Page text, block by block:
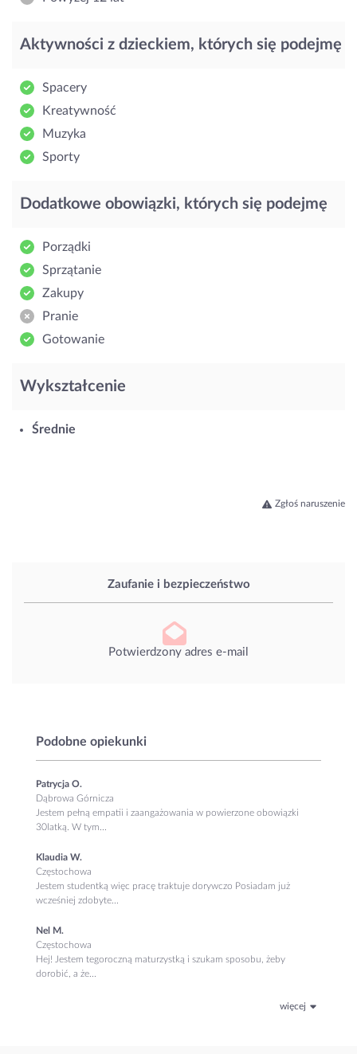
Zaufanie i bezpieczeństwo
Potwierdzony adres e-mail
Podobne opiekunki
Patrycja O.
Dąbrowa Górnicza
Jestem pełną empatii i zaangażowania w powierzone obowiązki
30latką. W tym...
Klaudia W.
Częstochowa
Jestem studentką więc pracę traktuje dorywczo Posiadam już
wcześniej zdobyte...
Nel M.
Częstochowa
Hej! Jestem tegoroczną maturzystką i szukam sposobu, żeby
dorobić, a że...
więcej
Aktywności z dzieckiem, których się podejmę
Spacery
Kreatywność
Muzyka
Sporty
Dodatkowe obowiązki, których się podejmę
Porządki
Sprzątanie
Zakupy
Pranie
Gotowanie
Wykształcenie
Średnie
Zgłoś naruszenie